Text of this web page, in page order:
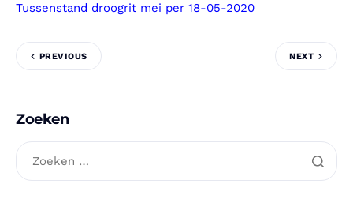
Tussenstand droogrit mei per 18-05-2020
PREVIOUS NEXT
Zoeken